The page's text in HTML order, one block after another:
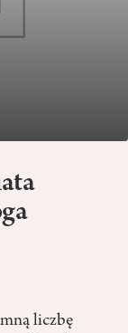
liczbę